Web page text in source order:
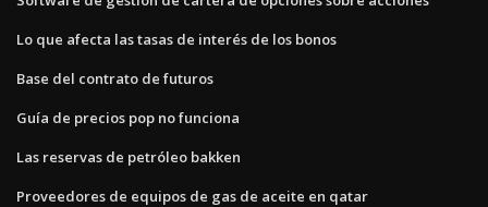
Lo que afecta las tasas de interés de los bonos
Base del contrato de futuros
Guía de precios pop no funciona
Las reservas de petróleo bakken
Proveedores de equipos de gas de aceite en qatar